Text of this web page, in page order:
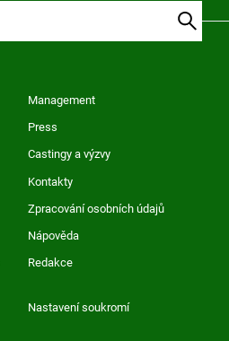
Management
Press
Castingy a výzvy
Kontakty
Zpracování osobních údajů
Nápověda
Redakce
Nastavení soukromí